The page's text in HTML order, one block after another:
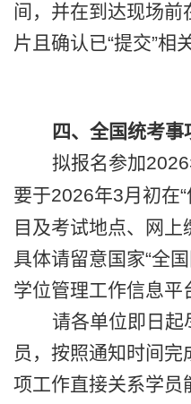
间，并在到达现场前
片且确认已“提交”相
四、全国统考事
拟报名参加2026
要于2026年3月初在
目及考试地点、网上
具体请留意国家“全
学位管理工作信息平
请各单位即日起
员，按照通知时间
项工作直接关系学员